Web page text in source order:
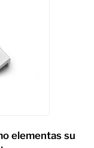
elementas su